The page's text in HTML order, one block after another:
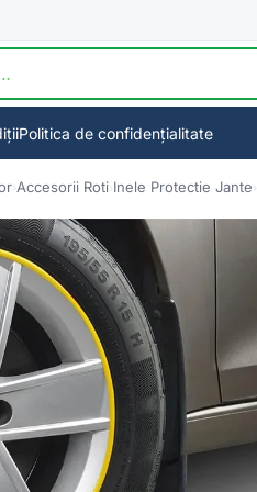
Politica de confidențialitate
Accesorii Roti Inele Protectie Jante